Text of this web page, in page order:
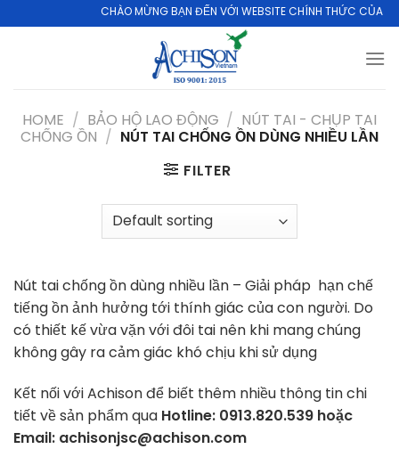
to
CHÀO MỪNG BẠN ĐẾN VỚI WEBSITE CHÍNH THỨC CỦA CÔNG
HOME / BẢO HỘ LAO ĐỘNG / NÚT TAI - CHỤP TAI
CHỐNG ỒN / NÚT TAI CHỐNG ỒN DÙNG NHIỀU LẦN
FILTER
Nút tai chống ồn dùng nhiều lần – Giải pháp hạn chế
tiếng ồn ảnh hưởng tới thính giác của con người. Do
có thiết kế vừa vặn với đôi tai nên khi mang chúng
không gây ra cảm giác khó chịu khi sử dụng
Kết nối với Achison để biết thêm nhiều thông tin chi
tiết về sản phẩm qua Hotline: 0913.820.539 hoặc
Email: achisonjsc@achison.com